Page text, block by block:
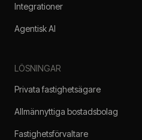
Integrationer
Agentisk AI
LÖSNINGAR
Privata fastighetsägare
Allmännyttiga bostadsbolag
Fastighetsförvaltare